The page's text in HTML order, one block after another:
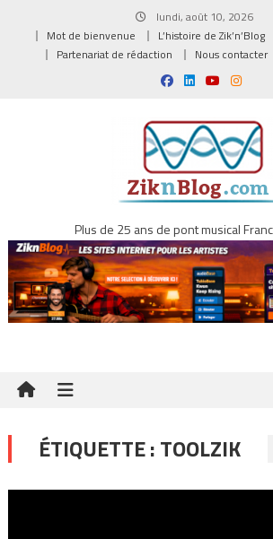
lundi, août 10, 2026
Mot de bienvenue
L’histoire de Zik’n’Blog
Partenariat de rédaction
Nous contacter
Plus de 25 ans de pont musical
ÉTIQUETTE :TOOLZIK